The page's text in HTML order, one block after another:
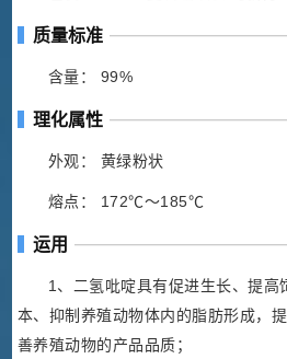
质量标准
含量： 99%
理化属性
外观： 黄绿粉状
熔点： 172℃～185℃
运用
1、二氢吡啶具有促进生长、提高
本、抑制养殖动物体内的脂肪形成，
善养殖动物的产品品质；